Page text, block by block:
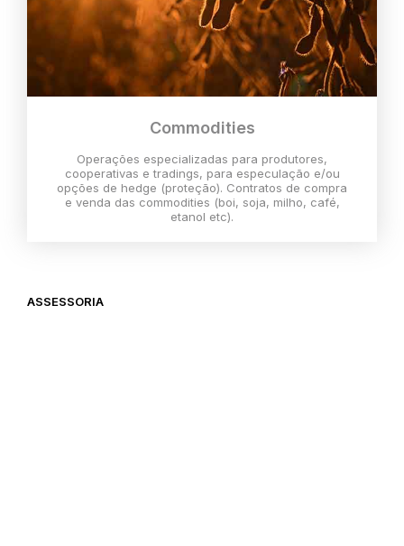
Commodities
Operações especializadas para produtores,
cooperativas e tradings, para especulação e/ou
opções de hedge (proteção). Contratos de compra
e venda das commodities (boi, soja, milho, café,
etanol etc).
ASSESSORIA